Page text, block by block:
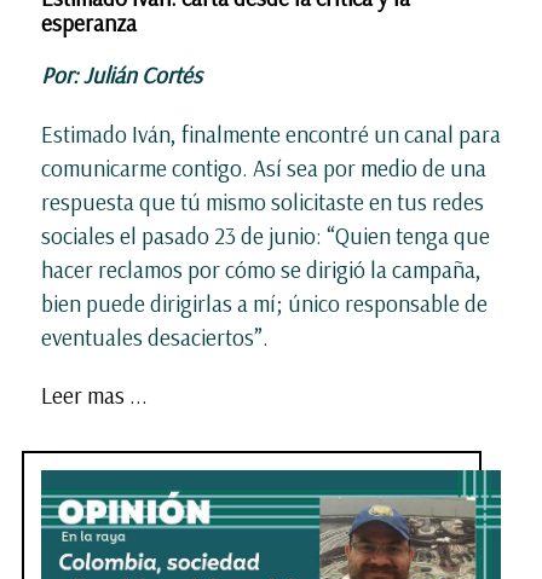
esperanza
Por: Julián Cortés
Estimado Iván, finalmente encontré un canal para
comunicarme contigo. Así sea por medio de una
respuesta que tú mismo solicitaste en tus redes
sociales el pasado 23 de junio: “Quien tenga que
hacer reclamos por cómo se dirigió la campaña,
bien puede dirigirlas a mí; único responsable de
eventuales desaciertos”.
Leer mas ...